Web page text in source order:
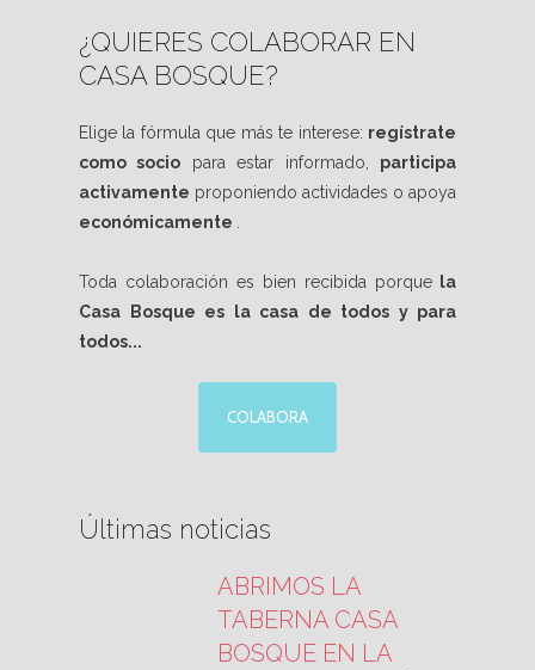
¿QUIERES COLABORAR EN
CASA BOSQUE?
Elige la fórmula que más te interese: regístrate
como socio para estar informado, participa
activamente proponiendo actividades o apoya
económicamente
Toda colaboración es bien recibida porque la
Casa Bosque es la casa de todos y para
todos...
COLABORA
Últimas noticias
ABRIMOS LA
TABERNA CASA
BOSQUE EN LA